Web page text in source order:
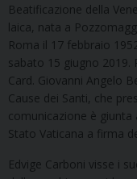
Beatificazione della
laica, nata a
Roma il 17 febbraio
sabato 15 giugno 2019.
Card. Giovanni Angelo
Cause dei Santi, che
comunicazione è
Stato Vaticana a firma
Edvige Carboni visse i